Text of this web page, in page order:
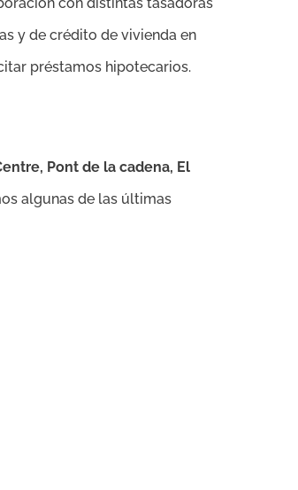
y de crédito de vivienda en
préstamos hipotecarios.
Pont de la cadena, El
algunas de las últimas